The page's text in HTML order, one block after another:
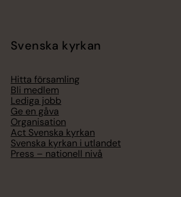
Svenska kyrkan
Hitta församling
Bli medlem
Lediga jobb
Ge en gåva
Organisation
Act Svenska kyrkan
Svenska kyrkan i utlandet
Press – nationell nivå